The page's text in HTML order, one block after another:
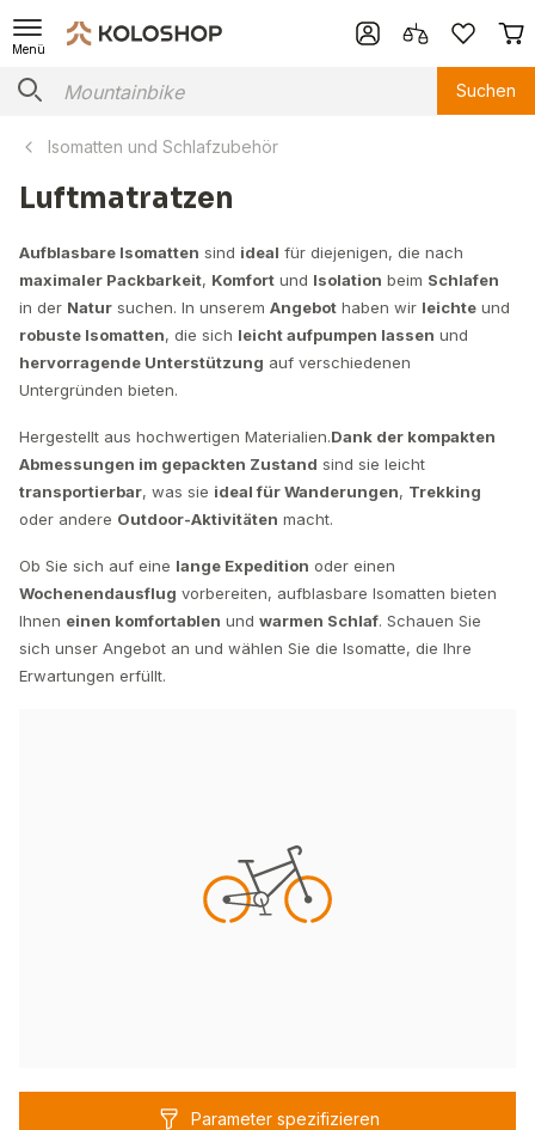
Menü
Suchen
Isomatten und Schlafzubehör
Luftmatratzen
Aufblasbare Isomatten sind ideal für diejenigen, die nach
maximaler Packbarkeit, Komfort und Isolation beim Schlafen
in der Natur suchen. In unserem Angebot haben wir leichte und
robuste Isomatten, die sich leicht aufpumpen lassen und
hervorragende Unterstützung auf verschiedenen
Untergründen bieten.
Hergestellt aus hochwertigen Materialien.Dank der kompakten
Abmessungen im gepackten Zustand sind sie leicht
transportierbar, was sie ideal für Wanderungen, Trekking
oder andere Outdoor-Aktivitäten macht.
Ob Sie sich auf eine lange Expedition oder einen
Wochenendausflug vorbereiten, aufblasbare Isomatten bieten
Ihnen einen komfortablen und warmen Schlaf. Schauen Sie
sich unser Angebot an und wählen Sie die Isomatte, die Ihre
Erwartungen erfüllt.
Parameter spezifizieren